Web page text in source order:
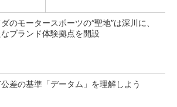
のモータースポーツの“聖地”は深川に、
ブランド体験拠点を開設
差の基準「データム」を理解しよう